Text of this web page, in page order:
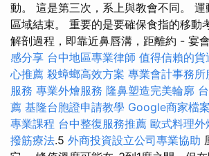
動。 這是第三次，系上與教會不同。
區域結束。 重要的是要確保食指的移動
解剖過程，即靠近鼻唇溝，距離約 - 宴
感分享 台中地區專業律師 值得信賴的貨
心推薦 殺蟑螂高效方案 專業會計事務所
服務 專業外燴服務 隆鼻塑造完美輪廓
薦 基隆台胞證申請教學 Google商家檔
專業課程 台中整復服務推薦 歐式料理外
撥筋療法.5 外商投資設立公司專業協助